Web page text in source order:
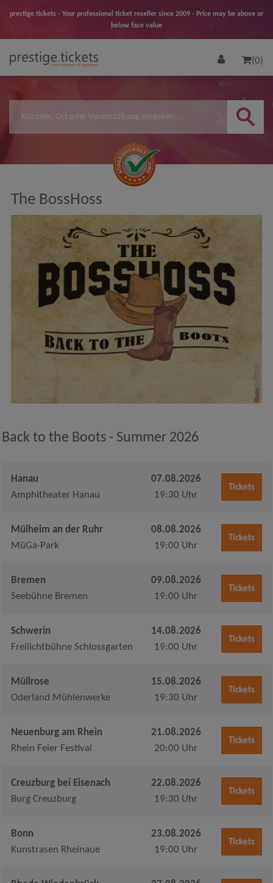
prestige.tickets - Your professional ticket reseller since 2009 - Price may be above or
below face value
(0)
The BossHoss
Photo
by Nikolai
Back to the Boots - Summer 2026
Hanau
Amphitheater Hanau
07.08.2026
19:30 Uhr
Tickets
Mülheim an der Ruhr
MüGa-Park
08.08.2026
19:00 Uhr
Tickets
Bremen
Seebühne Bremen
09.08.2026
19:00 Uhr
Tickets
Schwerin
Freilichtbühne Schlossgarten
14.08.2026
19:00 Uhr
Tickets
Müllrose
Oderland Mühlenwerke
15.08.2026
19:30 Uhr
Tickets
Neuenburg am Rhein
Rhein Feier Festival
21.08.2026
20:00 Uhr
Tickets
Creuzburg bei Eisenach
Burg Creuzburg
22.08.2026
19:30 Uhr
Tickets
Bonn
Kunstrasen Rheinaue
23.08.2026
19:00 Uhr
Tickets